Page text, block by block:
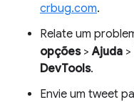
crbug.com.
Relate um
opções>Ajuda >
DevTools.
Envie um tweet